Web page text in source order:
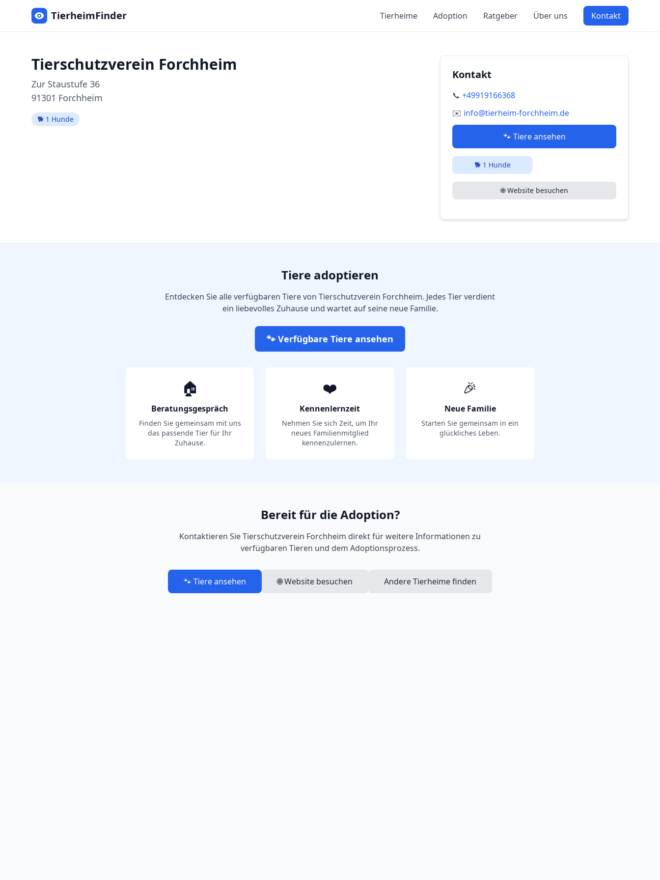
TierheimFinder Tierheime Adoption Ratgeber Über uns Kontakt
Tierschutzverein Forchheim
Zur Staustufe 36
91301 Forchheim
🐕 1 Hunde
Kontakt
📞 +49919166368
✉️ info@tierheim-forchheim.de
🐾 Tiere ansehen
🐕 1 Hunde
🌐 Website besuchen
Tiere adoptieren
Entdecken Sie alle verfügbaren Tiere von Tierschutzverein Forchheim. Jedes Tier verdient
ein liebevolles Zuhause und wartet auf seine neue Familie.
🐾 Verfügbare Tiere ansehen
🏠
Beratungsgespräch
Finden Sie gemeinsam mit uns
das passende Tier für Ihr
Zuhause.
❤️
Kennenlernzeit
Nehmen Sie sich Zeit, um Ihr
neues Familienmitglied
kennenzulernen.
🎉
Neue Familie
Starten Sie gemeinsam in ein
glückliches Leben.
Bereit für die Adoption?
Kontaktieren SieTierschutzverein Forchheim direkt für weitere Informationen zu
verfügbaren Tieren und dem Adoptionsprozess.
🐾 Tiere ansehen 🌐 Website besuchen Andere Tierheime finden